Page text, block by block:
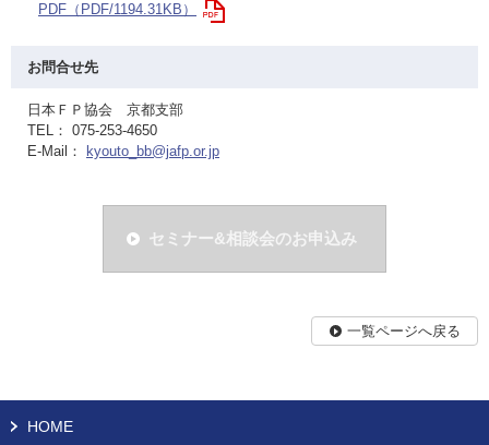
PDF（PDF/1194.31KB）
お問合せ先
日本ＦＰ協会 京都支部
TEL： 075-253-4650
E-Mail：
kyouto_bb@jafp.or.jp
セミナー&相談会のお申込み
一覧ページへ戻る
HOME